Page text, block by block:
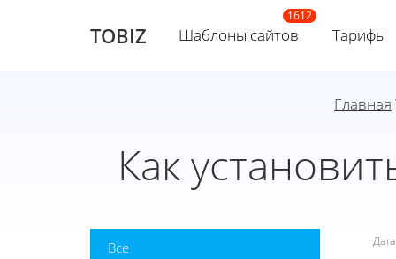
TOBIZ Шаблоны сайтов Тарифы
Главная
Как
Все